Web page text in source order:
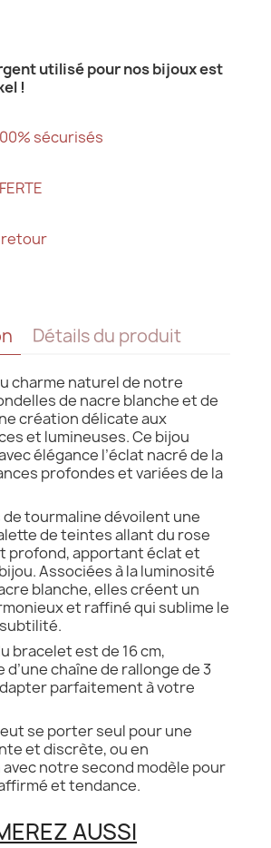
utilisé pour nos bijoux est
!
sécurisés
retour
Détails du produit
charme naturel de notre
de nacre blanche et de
création délicate aux
et lumineuses. Ce bijou
élégance l’éclat nacré de la
profondes et variées de la
tourmaline dévoilent une
de teintes allant du rose
profond, apportant éclat et
Associées à la luminosité
blanche, elles créent un
et raffiné qui sublime le
bracelet est de 16 cm,
d’une chaîne de rallonge de 3
parfaitement à votre
se porter seul pour une
et discrète, ou en
notre second modèle pour
et tendance.
AUSSI